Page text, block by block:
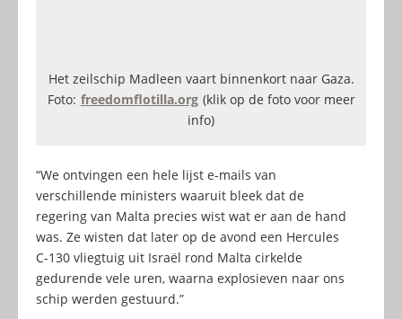
Het zeilschip Madleen vaart binnenkort naar Gaza.
Foto: freedomflotilla.org (klik op de foto voor meer
info)
“We ontvingen een hele lijst e-mails van
verschillende ministers waaruit bleek dat de
regering van Malta precies wist wat er aan de hand
was. Ze wisten dat later op de avond een Hercules
C-130 vliegtuig uit Israël rond Malta cirkelde
gedurende vele uren, waarna explosieven naar ons
schip werden gestuurd.”